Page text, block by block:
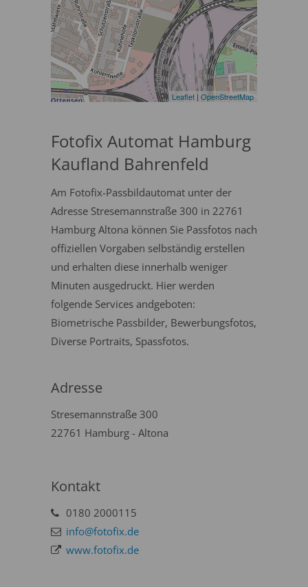
Leaflet | OpenStreetMap
Fotofix Automat Hamburg
Kaufland Bahrenfeld
Am Fotofix-Passbildautomat unter der
Adresse Stresemannstraße 300 in 22761
Hamburg Altona können Sie Passfotos nach
offiziellen Vorgaben selbständig erstellen
und erhalten diese innerhalb weniger
Minuten ausgedruckt. Hier werden
folgende Services andgeboten:
Biometrische Passbilder, Bewerbungsfotos,
Diverse Portraits, Spassfotos.
Adresse
Stresemannstraße 300
22761 Hamburg - Altona
Kontakt
0180 2000115
info@fotofix.de
www.fotofix.de